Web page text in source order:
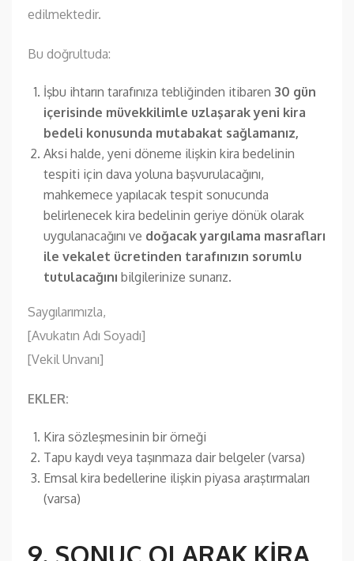
edilmektedir.
Bu doğrultuda:
İşbu ihtarın tarafınıza tebliğinden itibaren 30 gün
içerisinde müvekkilimle uzlaşarak yeni kira
bedeli konusunda mutabakat sağlamanız,
Aksi halde, yeni döneme ilişkin kira bedelinin
tespiti için dava yoluna başvurulacağını,
mahkemece yapılacak tespit sonucunda
belirlenecek kira bedelinin geriye dönük olarak
uygulanacağını ve doğacak yargılama masrafları
ile vekalet ücretinden tarafınızın sorumlu
tutulacağını bilgilerinize sunarız.
Saygılarımızla,
[Avukatın Adı Soyadı]
[Vekil Unvanı]
EKLER:
Kira sözleşmesinin bir örneği
Tapu kaydı veya taşınmaza dair belgeler (varsa)
Emsal kira bedellerine ilişkin piyasa araştırmaları
(varsa)
9. SONUÇ OLARAK KİRA